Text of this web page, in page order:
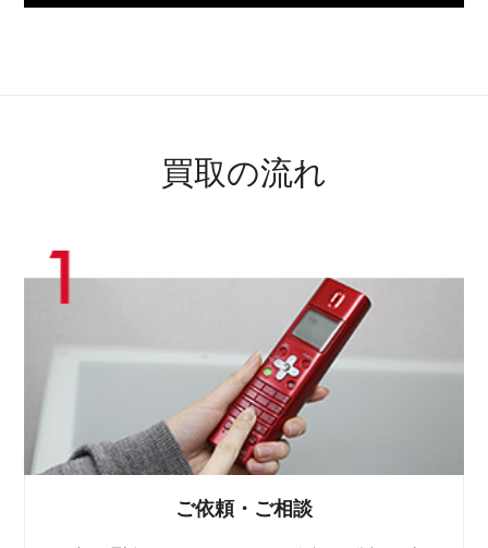
買取の流れ
ご依頼・ご相談